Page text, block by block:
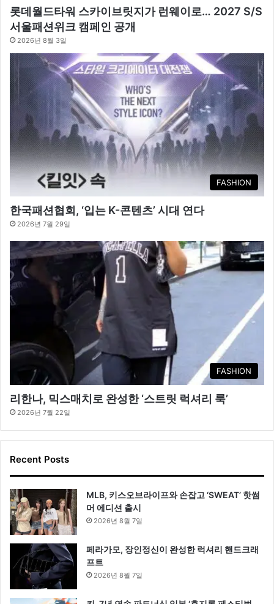
롯데월드타워 스카이브릿지가 런웨이로… 2027 S/S
서울패션위크 캠페인 공개
2026년 8월 3일
FASHION
한국패션협회, ‘입는 K-콘텐츠’ 시대 연다
2026년 7월 29일
FASHION
리한나, 믹스매치로 완성한 ‘스트릿 럭셔리 룩’
2026년 7월 22일
Recent Posts
MLB, 키스오브라이프와 손잡고 ‘SWEAT’ 핫썸
머 에디션 출시
2026년 8월 7일
페라가모, 장인정신이 완성한 럭셔리 핸드크래
프트
2026년 8월 7일